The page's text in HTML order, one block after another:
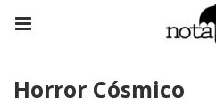
Horror Cósmico